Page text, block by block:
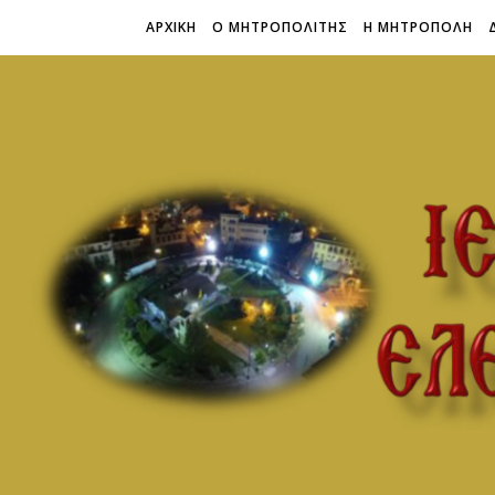
ΑΡΧΙΚΗ Ο ΜΗΤΡΟΠΟΛΙΤΗΣ Η ΜΗΤΡΟΠΟΛΗ